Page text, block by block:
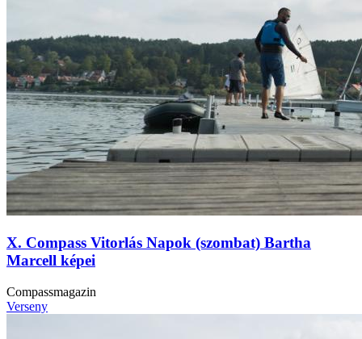
X. Compass Vitorlás Napok (szombat) Bartha
Marcell képei
Compassmagazin
Verseny